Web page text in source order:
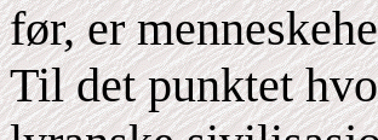
før, er
Til det punktet